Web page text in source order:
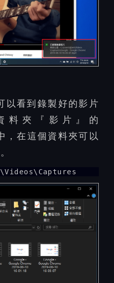
以看到錄製好的影片
料夾『影片』的
，在這個資料夾可以
\Videos\Captures